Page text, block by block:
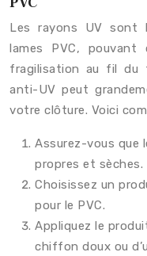
Les rayons UV sont
lames PVC, pouvant
fragilisation au fil du
anti-UV peut
votre clôture. Voici
Assurez-vous que
propres et sèches.
Choisissez un
pour le PVC.
Appliquez le
chiffon doux ou